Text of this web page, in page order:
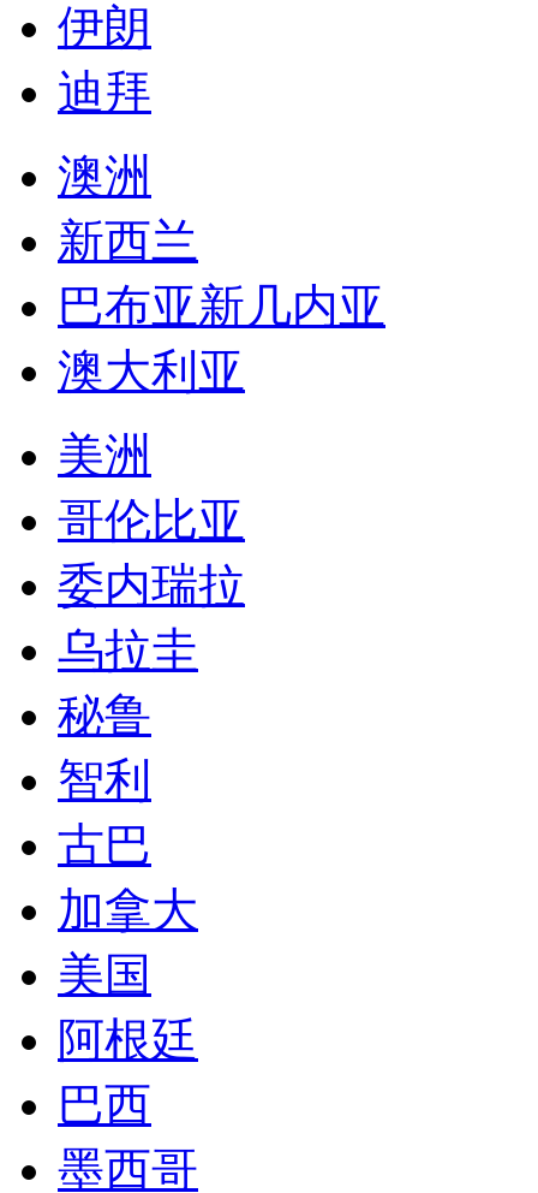
伊朗
迪拜
澳洲
新西兰
巴布亚新几内亚
澳大利亚
美洲
哥伦比亚
委内瑞拉
乌拉圭
秘鲁
智利
古巴
加拿大
美国
阿根廷
巴西
墨西哥